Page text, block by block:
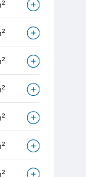
2
2
2
2
2
2
2